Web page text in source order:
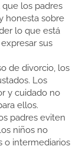
los padres
honesta sobre
lo que está
sus
de divorcio, los
Los
y cuidado no
ellos.
padres eviten
niños no
o intermediarios